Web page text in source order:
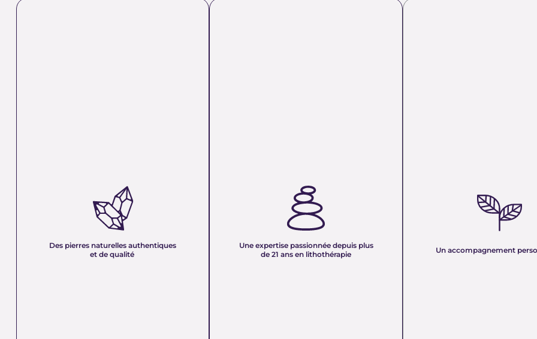
Des pierres naturelles authentiques
et de qualité
AUTHENTIQUES ET DE QUALITÉ :
Nous sélectionnons rigoureusement nos
minéraux pour vous offrir des pierres 100 %
pure. Chaque cristal est choisi pour sa beauté, sa
vibration et son authenticité afin de vous garantir
Une expertise passionnée depuis plus
de 21 ans en lithothérapie
PLUS DE 21 ANS EN LITHOTHÉRAPIE :
Forte d’une expérience de plus de deux
décennies, notre équipe vous partage son savoir
mettons nos connaissances en lithothérapie à
votre service pour vous accompagner dans votre
Un accompagnement
Nous sélectionnons
minéraux pour vous offrir des
naturelles, non traitées et chargées
vibration et son authenticité afin
un produit à la hauteur de vos